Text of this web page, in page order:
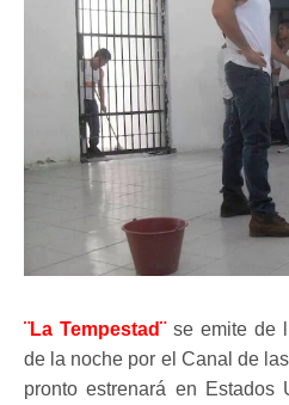
¨La Tempestad¨se emite de
de la noche por el Canal de
pronto estrenará en